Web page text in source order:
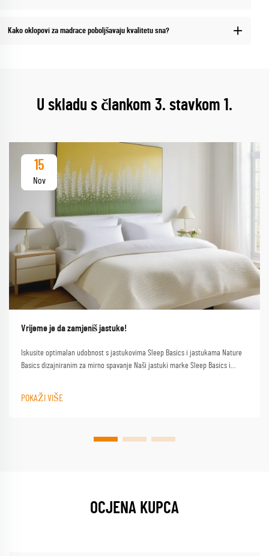
Kako oklopovi za madrace poboljšavaju kvalitetu sna?
U skladu s člankom 3. stavkom 1.
15
Nov
Vrijeme je da zamjeniš jastuke!
Iskusite optimalan udobnost s jastukovima Sleep Basics i jastukama Nature
Basics dizajniranim za mirno spavanje Naši jastuki marke Sleep Basics i
POKAŽI VIŠE
OCJENA KUPCA